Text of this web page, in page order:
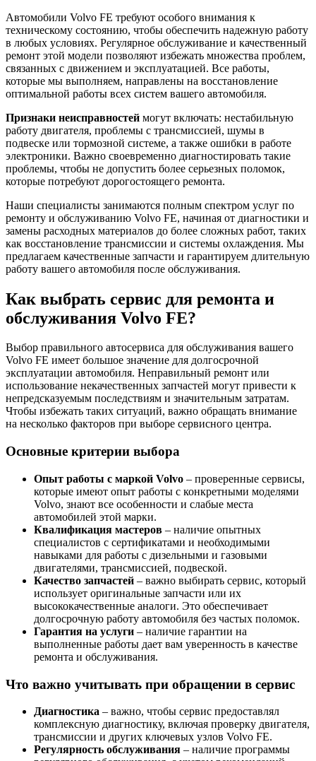
Автомобили Volvo FE требуют особого внимания к
техническому состоянию, чтобы обеспечить надежную работу
в любых условиях. Регулярное обслуживание и качественный
ремонт этой модели позволяют избежать множества проблем,
связанных с движением и эксплуатацией. Все работы,
которые мы выполняем, направлены на восстановление
оптимальной работы всех систем вашего автомобиля.
Признаки неисправностей могут включать: нестабильную
работу двигателя, проблемы с трансмиссией, шумы в
подвеске или тормозной системе, а также ошибки в работе
электроники. Важно своевременно диагностировать такие
проблемы, чтобы не допустить более серьезных поломок,
которые потребуют дорогостоящего ремонта.
Наши специалисты занимаются полным спектром услуг по
ремонту и обслуживанию Volvo FE, начиная от диагностики и
замены расходных материалов до более сложных работ, таких
как восстановление трансмиссии и системы охлаждения. Мы
предлагаем качественные запчасти и гарантируем длительную
работу вашего автомобиля после обслуживания.
Как выбрать сервис для ремонта и
обслуживания Volvo FE?
Выбор правильного автосервиса для обслуживания вашего
Volvo FE имеет большое значение для долгосрочной
эксплуатации автомобиля. Неправильный ремонт или
использование некачественных запчастей могут привести к
непредсказуемым последствиям и значительным затратам.
Чтобы избежать таких ситуаций, важно обращать внимание
на несколько факторов при выборе сервисного центра.
Основные критерии выбора
Опыт работы с маркой Volvo – проверенные сервисы,
которые имеют опыт работы с конкретными моделями
Volvo, знают все особенности и слабые места
автомобилей этой марки.
Квалификация мастеров – наличие опытных
специалистов с сертификатами и необходимыми
навыками для работы с дизельными и газовыми
двигателями, трансмиссией, подвеской.
Качество запчастей – важно выбирать сервис, который
использует оригинальные запчасти или их
высококачественные аналоги. Это обеспечивает
долгосрочную работу автомобиля без частых поломок.
Гарантия на услуги – наличие гарантии на
выполненные работы дает вам уверенность в качестве
ремонта и обслуживания.
Что важно учитывать при обращении в сервис
Диагностика – важно, чтобы сервис предоставлял
комплексную диагностику, включая проверку двигателя,
трансмиссии и других ключевых узлов Volvo FE.
Регулярность обслуживания – наличие программы